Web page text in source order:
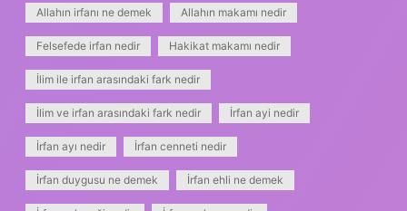
Allahın irfanı ne demek Allahın makamı nedir
Felsefede irfan nedir Hakikat makamı nedir
İlim ile irfan arasındaki fark nedir
İlim ve irfan arasındaki fark nedir İrfan ayi nedir
İrfan ayı nedir İrfan cenneti nedir
İrfan duygusu ne demek İrfan ehli ne demek